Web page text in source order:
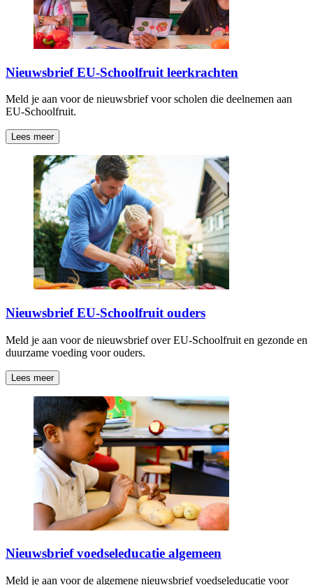
Nieuwsbrief EU-Schoolfruit leerkrachten
Meld je aan voor de nieuwsbrief voor scholen die deelnemen aan
EU-Schoolfruit.
Lees meer
Nieuwsbrief EU-Schoolfruit ouders
Meld je aan voor de nieuwsbrief over EU-Schoolfruit en gezonde en
duurzame voeding voor ouders.
Lees meer
Nieuwsbrief voedseleducatie algemeen
Meld je aan voor de algemene nieuwsbrief voedseleducatie voor